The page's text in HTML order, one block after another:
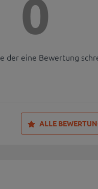
0
der eine Bewertung
ALLE